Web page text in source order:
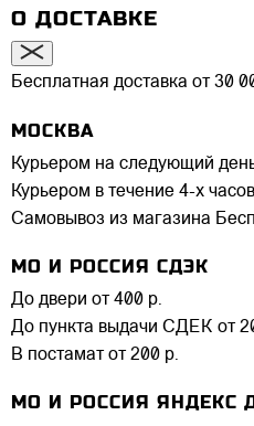
О ДОСТАВКЕ
Бесплатная доставка от 30
МОСКВА
Курьером на следующий
Курьером в течение 4-х часов
Самовывоз из магазина
МО И РОССИЯ СДЭК
До двери от 400 р.
До пункта выдачи СДЕК от
В постамат от 200 р.
МО И РОССИЯ ЯНДЕКС